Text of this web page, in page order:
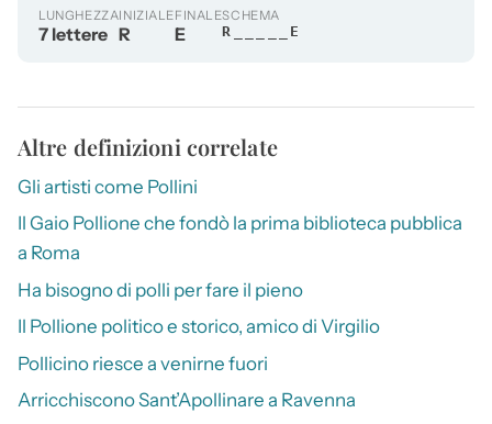
LUNGHEZZA
7 lettere
INIZIALE
R
FINALE
E
SCHEMA
R_____E
Altre definizioni correlate
Gli artisti come Pollini
Il Gaio Pollione che fondò la prima biblioteca pubblica
a Roma
Ha bisogno di polli per fare il pieno
Il Pollione politico e storico, amico di Virgilio
Pollicino riesce a venirne fuori
Arricchiscono Sant’Apollinare a Ravenna